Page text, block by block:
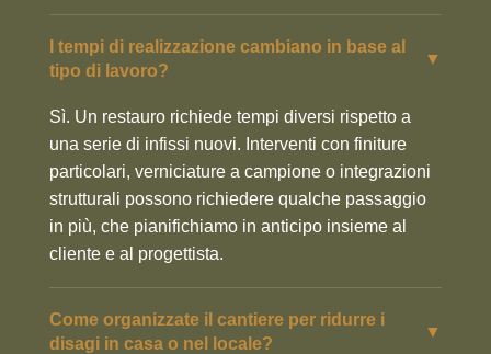
I tempi di realizzazione cambiano in base al
tipo di lavoro?
▼
Sì. Un restauro richiede tempi diversi rispetto a
una serie di infissi nuovi. Interventi con finiture
particolari, verniciature a campione o integrazioni
strutturali possono richiedere qualche passaggio
in più, che pianifichiamo in anticipo insieme al
cliente e al progettista.
Come organizzate il cantiere per ridurre i
disagi in casa o nel locale?
▼